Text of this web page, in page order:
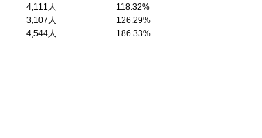
4,111人
118.32%
3,107人
126.29%
4,544人 186.33%